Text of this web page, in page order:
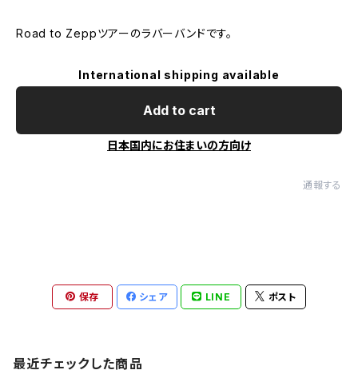
Road to Zeppツアーのラバーバンドです。
International shipping available
Add to cart
日本国内にお住まいの方向け
通報する
保存 シェア LINE ポスト
最近チェックした商品